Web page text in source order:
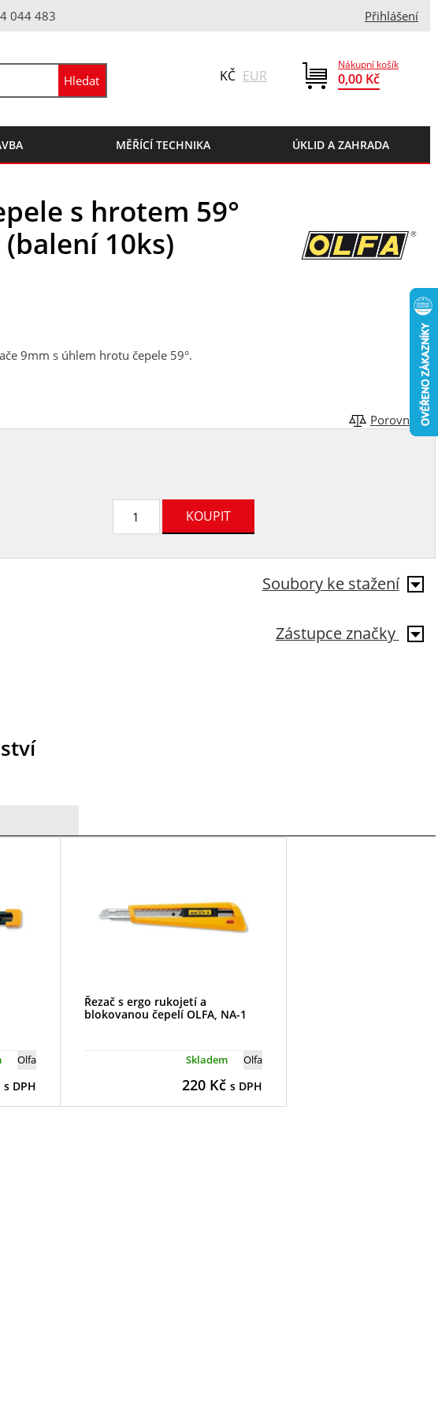
044 483 Přihlášení
Nákupní košík
0,00 Kč
KČ EUR
MĚŘÍCÍ TECHNIKA ÚKLID A ZAHRADA
s hrotem 59°
(balení 10ks)
9mm s úhlem hrotu čepele 59°.
Porovnat
Soubory ke stažení
Zástupce značky
Olfa
s DPH
Řezač s ergo rukojetí a
blokovanou čepelí OLFA, NA-1
Olfa
Skladem
220Kč s DPH